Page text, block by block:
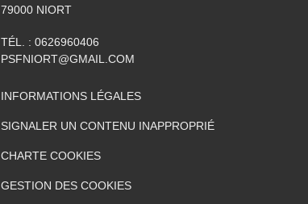
79000 NIORT
TÉL. : 0626960406
PSFNIORT@GMAIL.COM
INFORMATIONS LÉGALES
SIGNALER UN CONTENU INAPPROPRIÉ
CHARTE COOKIES
GESTION DES COOKIES